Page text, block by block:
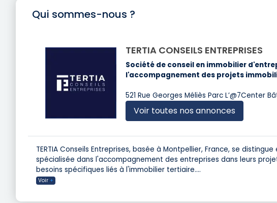
Qui sommes-nous ?
TERTIA CONSEILS ENTREPRISES
Société de conseil en immobilier
l'accompagnement des projets
521 Rue Georges Méliès Parc L’@7Center
Voir toutes nos annonces
TERTIA Conseils Entreprises, basée à Montpellier, France, se
spécialisée dans l'accompagnement des entreprises dans leurs
besoins spécifiques liés à l'immobilier tertiaire....
Voir +